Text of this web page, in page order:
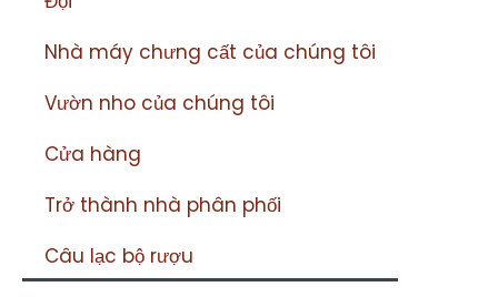
Nhà máy chưng cất của chúng tôi
Vườn nho của chúng tôi
Cửa hàng
Trở thành nhà phân phối
Câu lạc bộ rượu